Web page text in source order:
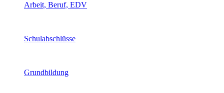
Arbeit, Beruf, EDV
Schulabschlüsse
Grundbildung